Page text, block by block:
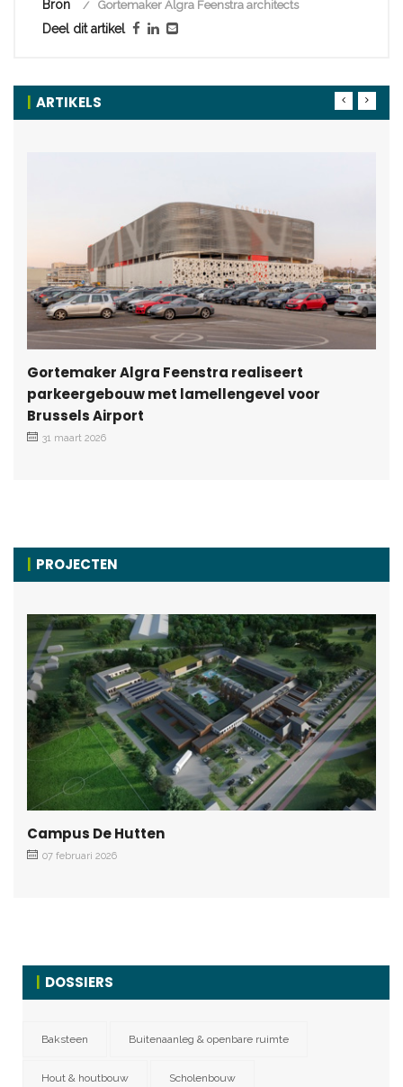
Bron Gortemaker Algra Feenstra architects
Deel dit artikel
ARTIKELS
Gortemaker Algra Feenstra realiseert
parkeergebouw met lamellengevel voor
Brussels Airport
31 maart 2026
PROJECTEN
Campus De Hutten
07 februari 2026
DOSSIERS
Baksteen Buitenaanleg & openbare ruimte
Hout & houtbouw Scholenbouw